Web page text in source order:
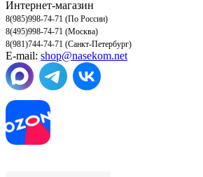
Интернет-магазин
8(985)998-74-71 (По России)
8(495)998-74-71 (Москва)
8(981)744-74-71 (Санкт-Петербург)
E-mail: shop@nasekom.net